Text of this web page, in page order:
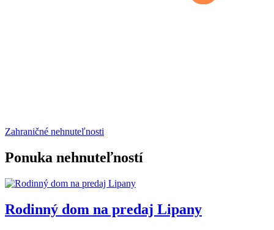
Zahraničné nehnuteľnosti
Ponuka nehnuteľností
Rodinný dom na predaj Lipany